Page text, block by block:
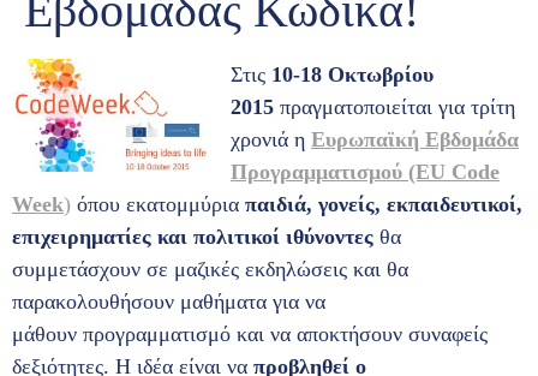
Στις 10-18 Οκτωβρίου
2015 πραγματοποιείται για τρίτη
χρονιά η Ευρωπαϊκή Εβδομάδα
Προγραμματισμού (EU Code
Week) όπου εκατομμύρια παιδιά, γονείς, εκπαιδευτικοί,
επιχειρηματίες και πολιτικοί ιθύνοντες θα
συμμετάσχουν σε μαζικές εκδηλώσεις και θα
παρακολουθήσουν μαθήματα για να
μάθουν προγραμματισμό και να αποκτήσουν συναφείς
δεξιότητες. Η ιδέα είναι να προβληθεί ο